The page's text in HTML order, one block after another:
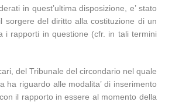
in quest’ultima disposizione, e’ stato
del diritto alla costituzione di un
i rapporti in questione (cfr. in tali termini
del Tribunale del circondario nel quale
riguardo alle modalita’ di inserimento
il rapporto in essere al momento della